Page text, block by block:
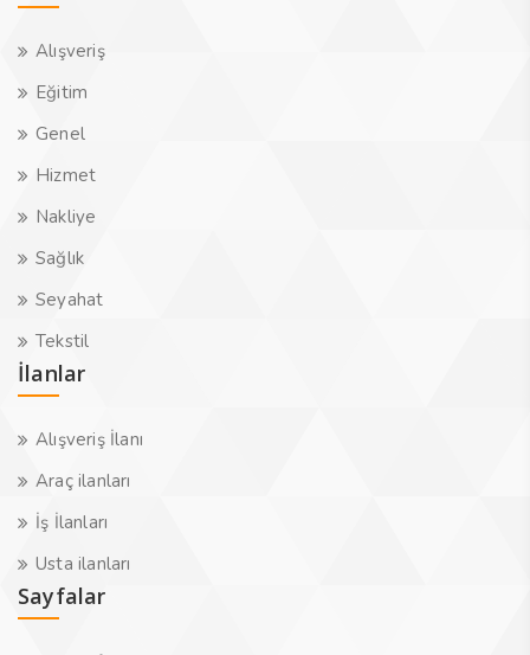
Alışveriş
Eğitim
Genel
Hizmet
Nakliye
Sağlık
Seyahat
Tekstil
İlanlar
Alışveriş İlanı
Araç ilanları
İş İlanları
Usta ilanları
Sayfalar